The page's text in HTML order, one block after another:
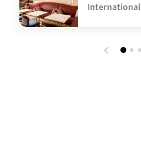
International
undefined Café Bristol